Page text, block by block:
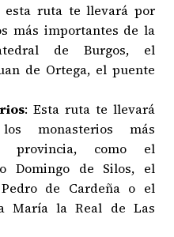
esta ruta te llevará por
más importantes de la
de Burgos, el
de Ortega, el puente
: Esta ruta te llevará
monasterios más
provincia, como el
Domingo de Silos, el
de Cardeña o el
María la Real de Las